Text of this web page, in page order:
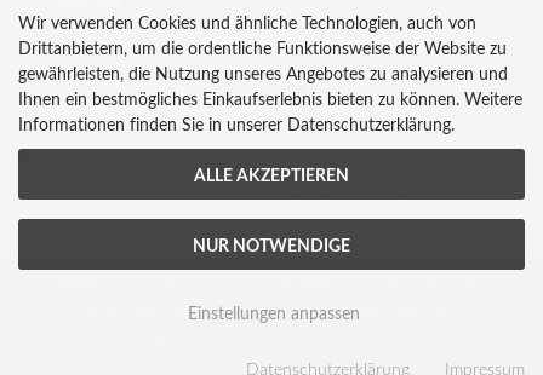
INFORMATIONEN
Über uns
Versandkosten
Lieferzeiten
ZAHLUNG
Kreditkarte
Bar (im Geschäft)
Vertrag widerrufen
Cookie Einstellungen
| Template © 2026 by Karl
Wir verwenden Cookies und ähnliche Technologien, auch von
Drittanbietern, um die ordentliche Funktionsweise der Website zu
gewährleisten, die Nutzung unseres Angebotes zu analysieren und
Ihnen ein bestmögliches Einkaufserlebnis bieten zu können. Weitere
Informationen finden Sie in unserer Datenschutzerklärung.
ALLE AKZEPTIEREN
NUR NOTWENDIGE
Einstellungen anpassen
Datenschutzerklärung Impressum